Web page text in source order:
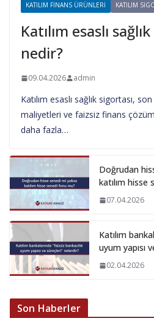
KATILIM FINANS ÜRÜNLERI KATILIM
Katılım esaslı
nedir?
09.04.2026 admin
Katılım esaslı sağlık sigortası,
maliyetleri ve faizsiz finans
daha fazla…
Doğrudan
katılım hisse
07.04.2026
Katılım
uyum yapısı
02.04.2026
Son Haberler